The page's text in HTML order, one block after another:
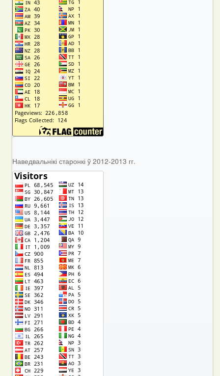
Наведвальнікі старонкі ў 2012-2013 гг.